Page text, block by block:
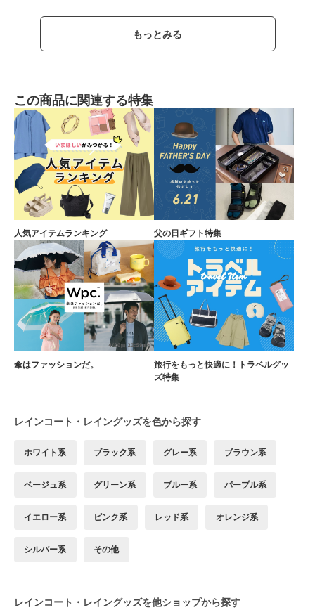
もっとみる
この商品に関連する特集
人気アイテムランキング 父の日ギフト特集
傘はファッションだ。
旅行をもっと快適に！トラベルグッ
ズ特集
レインコート・レイングッズを色から探す
ホワイト系 ブラック系 グレー系 ブラウン系
ベージュ系 グリーン系 ブルー系 パープル系
イエロー系 ピンク系 レッド系 オレンジ系
シルバー系 その他
レインコート・レイングッズを他ショップから探す